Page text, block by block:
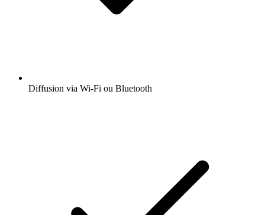
Diffusion via Wi-Fi ou Bluetooth